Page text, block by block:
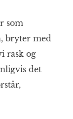
som
bryter med
rask og
det